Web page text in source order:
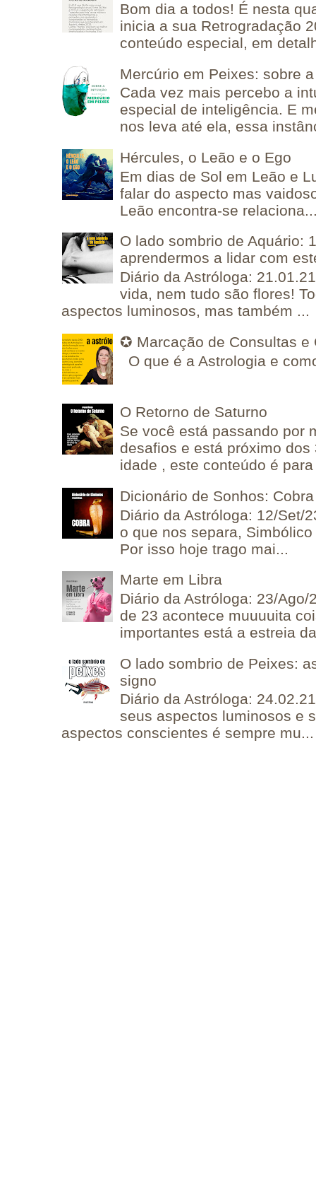
Bom dia a todos! É nesta
inicia a sua Retrogradação
conteúdo especial, em
Mercúrio em Peixes: sobre
Cada vez mais percebo a
especial de inteligência. E
nos leva até ela, essa
Hércules, o Leão e o Ego
Em dias de Sol em Leão e
falar do aspecto mas
Leão encontra-se
O lado sombrio de Aquário:
aprendermos a lidar com
Diário da Astróloga:
vida, nem tudo são flores!
aspectos luminosos, mas também ...
✪ Marcação de Consultas e
O que é a Astrologia e
O Retorno de Saturno
Se você está passando por
desafios e está próximo
idade , este conteúdo é
Dicionário de Sonhos: Cobra
Diário da Astróloga: 12/Set/
o que nos separa,
Por isso hoje trago mai...
Marte em Libra
Diário da Astróloga: 23/
de 23 acontece muuuuita
importantes está a estreia
O lado sombrio de Peixes:
signo
Diário da Astróloga:
seus aspectos luminosos e
aspectos conscientes é sempre mu...